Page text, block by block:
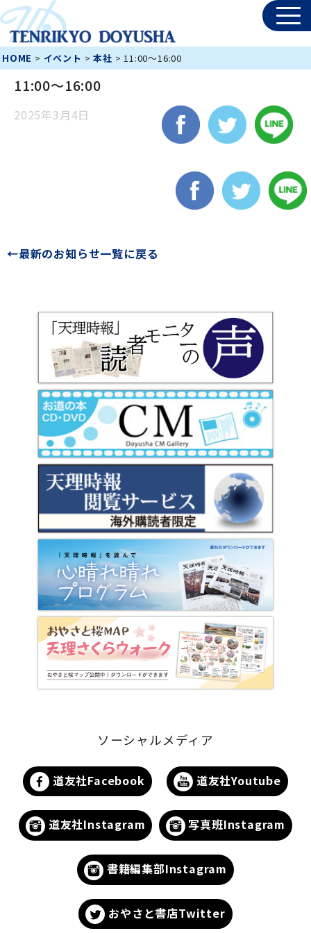
HOME > イベント >本社 >11:00〜16:00
11:00〜16:00
2025年3月4日
←最新のお知らせ一覧に戻る
ソーシャルメディア
道友社Facebook 道友社Youtube
道友社Instagram 写真班Instagram
書籍編集部Instagram
おやさと書店Twitter